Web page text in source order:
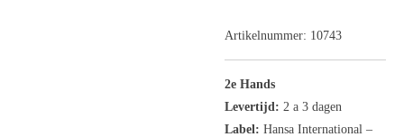
Artikelnummer: 10743
2e Hands
Levertijd: 2 a 3 dagen
Label: Hansa International ‎–